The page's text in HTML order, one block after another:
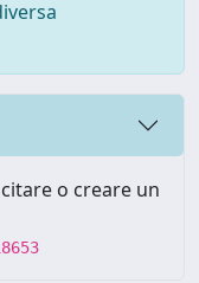
o creare un